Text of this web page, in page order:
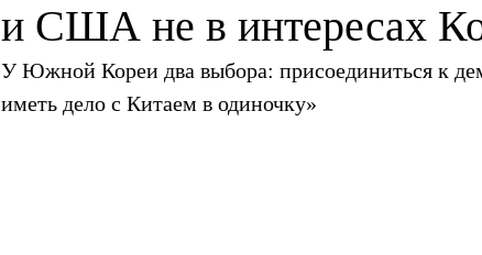
и США не в интересах
У Южной Кореи два выбора: присоединиться к
иметь дело с Китаем в одиночку»